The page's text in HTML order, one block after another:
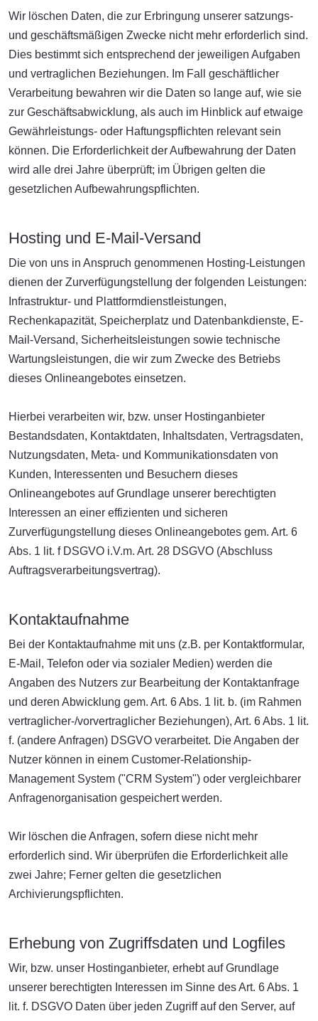
Wir löschen Daten, die zur Erbringung unserer satzungs-
und geschäftsmäßigen Zwecke nicht mehr erforderlich sind.
Dies bestimmt sich entsprechend der jeweiligen Aufgaben
und vertraglichen Beziehungen. Im Fall geschäftlicher
Verarbeitung bewahren wir die Daten so lange auf, wie sie
zur Geschäftsabwicklung, als auch im Hinblick auf etwaige
Gewährleistungs- oder Haftungspflichten relevant sein
können. Die Erforderlichkeit der Aufbewahrung der Daten
wird alle drei Jahre überprüft; im Übrigen gelten die
gesetzlichen Aufbewahrungspflichten.
Hosting und E-Mail-Versand
Die von uns in Anspruch genommenen Hosting-Leistungen
dienen der Zurverfügungstellung der folgenden Leistungen:
Infrastruktur- und Plattformdienstleistungen,
Rechenkapazität, Speicherplatz und Datenbankdienste, E-
Mail-Versand, Sicherheitsleistungen sowie technische
Wartungsleistungen, die wir zum Zwecke des Betriebs
dieses Onlineangebotes einsetzen.
Hierbei verarbeiten wir, bzw. unser Hostinganbieter
Bestandsdaten, Kontaktdaten, Inhaltsdaten, Vertragsdaten,
Nutzungsdaten, Meta- und Kommunikationsdaten von
Kunden, Interessenten und Besuchern dieses
Onlineangebotes auf Grundlage unserer berechtigten
Interessen an einer effizienten und sicheren
Zurverfügungstellung dieses Onlineangebotes gem. Art. 6
Abs. 1 lit. f DSGVO i.V.m. Art. 28 DSGVO (Abschluss
Auftragsverarbeitungsvertrag).
Kontaktaufnahme
Bei der Kontaktaufnahme mit uns (z.B. per Kontaktformular,
E-Mail, Telefon oder via sozialer Medien) werden die
Angaben des Nutzers zur Bearbeitung der Kontaktanfrage
und deren Abwicklung gem. Art. 6 Abs. 1 lit. b. (im Rahmen
vertraglicher-/vorvertraglicher Beziehungen), Art. 6 Abs. 1 lit.
f. (andere Anfragen) DSGVO verarbeitet. Die Angaben der
Nutzer können in einem Customer-Relationship-
Management System ("CRM System") oder vergleichbarer
Anfragenorganisation gespeichert werden.
Wir löschen die Anfragen, sofern diese nicht mehr
erforderlich sind. Wir überprüfen die Erforderlichkeit alle
zwei Jahre; Ferner gelten die gesetzlichen
Archivierungspflichten.
Erhebung von Zugriffsdaten und Logfiles
Wir, bzw. unser Hostinganbieter, erhebt auf Grundlage
unserer berechtigten Interessen im Sinne des Art. 6 Abs. 1
lit. f. DSGVO Daten über jeden Zugriff auf den Server, auf